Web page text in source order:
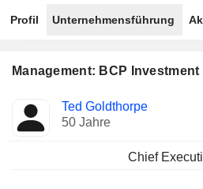
Profil Unternehmensführung
Management: BCP Investment
Manager
Besetzte
Positionen
Ted Goldthorpe
50 Jahre
Chief